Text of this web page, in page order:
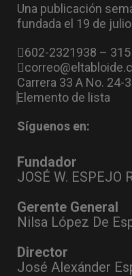
Una publicación
fundada el 19 de
602-2321938 –
Carrera 33 A No. 24-
Elemento de lista
Síguenos en:
Fundador
JOSÉ W. ESPEJO
Gerente General
Nilsa López De
Director
José Alexánder